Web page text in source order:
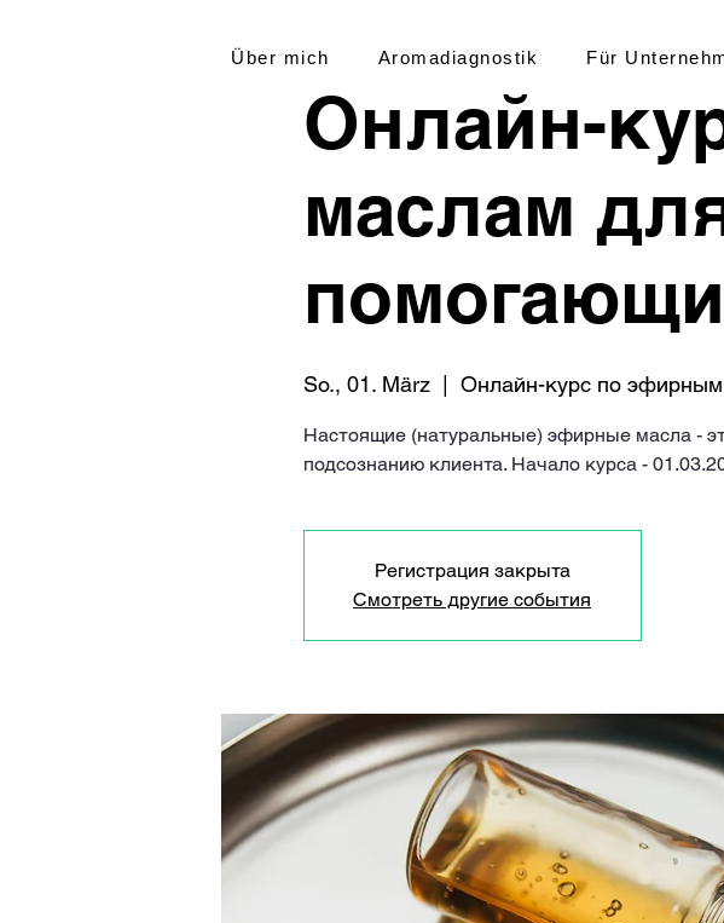
Онлайн-
маслам
So., 01. März
  |
Онлайн-курс по
Настоящие (натуральные) эфирные масла -
подсознанию клиента. Начало курса -
Регистрация закрыта
Смотреть другие события
Über mich Aromadiagnostik Für